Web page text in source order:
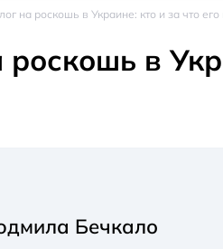
на роскошь в Украине: кто и за что его
в
Бечкало